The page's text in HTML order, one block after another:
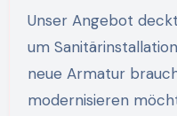
Unser Angebot deckt sämtliche Bereiche rund
um
neue Armatur
modernisieren